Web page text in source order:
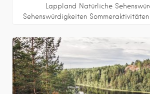
Lappland Natürliche
Sehenswürdigkeiten Sommeraktivitäten